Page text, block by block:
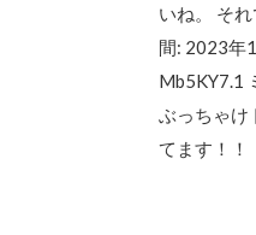
いね。 そ
間: 2023年
Mb5KY7.1
ぶっちゃけ
てます！！